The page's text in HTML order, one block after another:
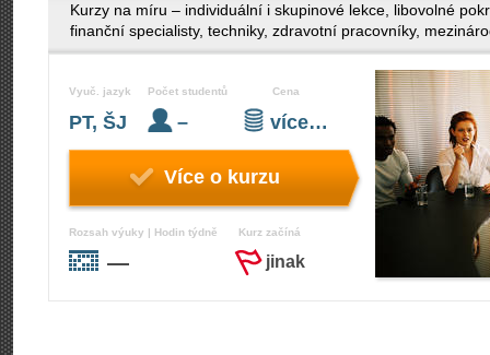
Kurzy na míru – individuální i skupinové lekce, libovolné
finanční specialisty, techniky, zdravotní pracovníky,
Vyuč. jazyk
PT, ŠJ
Počet studentů
–
Cena
více…
Více o kurzu
Rozsah výuky | Hodin týdně
—
Kurz začíná
jinak